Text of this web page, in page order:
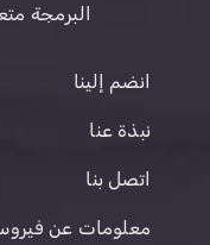
البرمجة
انضم إلينا
نبذة عنا
اتصل بنا
معلومات عن فيروس